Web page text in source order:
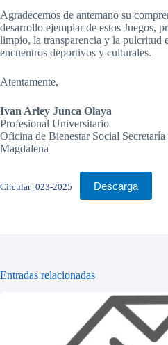
Agradecemos de antemano su
desarrollo ejemplar de estos Juegos,
limpio, la transparencia y la pulcritud
encuentros deportivos y culturales.
Atentamente,
Ivan Arley Junca Olaya
Profesional Universitario
Oficina de Bienestar Social
Magdalena
Circular_023-2025 Descarga
Entradas relacionadas